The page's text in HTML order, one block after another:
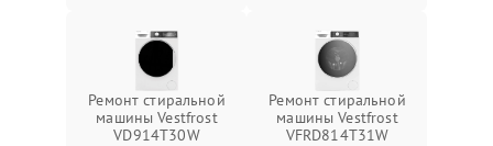
Ремонт стиральной
машины Vestfrost
VD914T30W
Ремонт стиральной
машины Vestfrost
VFRD814T31W